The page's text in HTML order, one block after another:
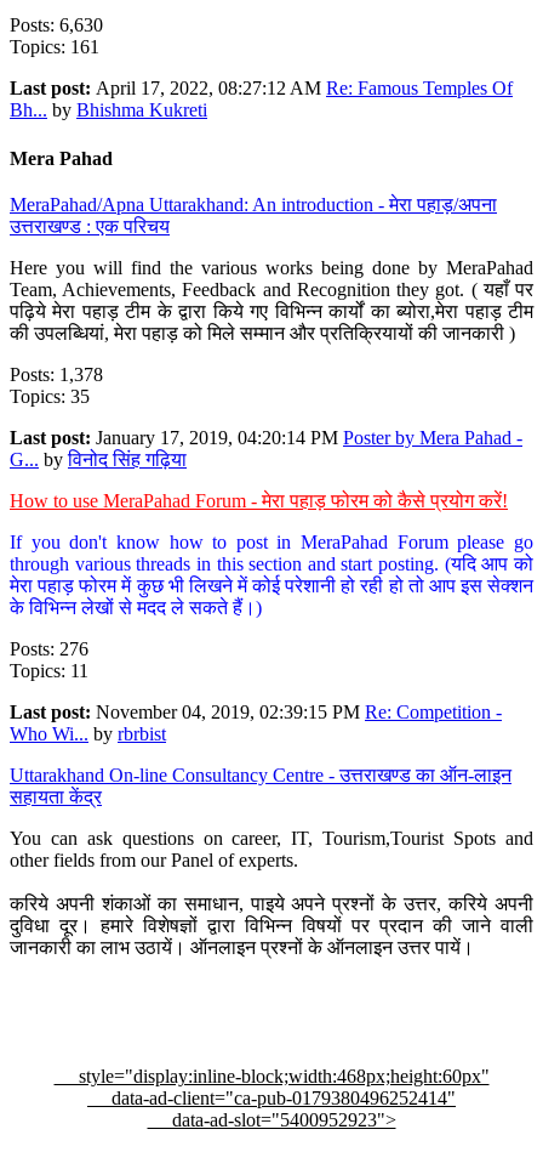
Posts: 6,630
Topics: 161
Last post: April 17, 2022, 08:27:12 AM Re: Famous Temples Of
Bh... by Bhishma Kukreti
Mera Pahad
MeraPahad/Apna Uttarakhand: An introduction - मेरा पहाड़/अपना
उत्तराखण्ड : एक परिचय
Here you will find the various works being done by MeraPahad
Team, Achievements, Feedback and Recognition they got. ( यहाँ पर
पढ़िये मेरा पहाड़ टीम के द्वारा किये गए विभिन्न कार्यों का ब्योरा,मेरा पहाड़ टीम
की उपलब्धियां, मेरा पहाड़ को मिले सम्मान और प्रतिक्रियायों की जानकारी )
Posts: 1,378
Topics: 35
Last post: January 17, 2019, 04:20:14 PM Poster by Mera Pahad -
G... byविनोद सिंह गढ़िया
How to use MeraPahad Forum - मेरा पहाड़ फोरम को कैसे प्रयोग करें!
If you don't know how to post in MeraPahad Forum please go
through various threads in this section and start posting. (यदि आप को
मेरा पहाड़ फोरम में कुछ भी लिखने में कोई परेशानी हो रही हो तो आप इस सेक्शन
के विभिन्न लेखों से मदद ले सकते हैं।)
Posts: 276
Topics: 11
Last post: November 04, 2019, 02:39:15 PM Re: Competition -
Who Wi... by rbrbist
Uttarakhand On-line Consultancy Centre - उत्तराखण्ड का ऑन-लाइन
सहायता केंद्र
You can ask questions on career, IT, Tourism,Tourist Spots and
other fields from our Panel of experts.
करिये अपनी शंकाओं का समाधान, पाइये अपने प्रश्नों के उत्तर, करिये अपनी
दुविधा दूर। हमारे विशेषज्ञों द्वारा विभिन्न विषयों पर प्रदान की जाने वाली
जानकारी का लाभ उठायें। ऑनलाइन प्रश्नों के ऑनलाइन उत्तर पायें।
style="display:inline-block;width:468px;height:60px"
data-ad-client="ca-pub-0179380496252414"
data-ad-slot="5400952923">